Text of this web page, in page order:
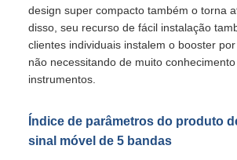
design super compacto também o torna
disso, seu recurso de fácil instalação
clientes individuais instalem o booster por
não necessitando de muito
instrumentos.
Índice de parâmetros do produto
sinal móvel de 5 bandas